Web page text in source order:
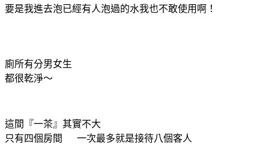
要是我進去泡已經有人泡過的水我也不敢使用啊！
廁所有分男女生
都很乾淨～
這間『一茶』其實不大
只有四個房間 一次最多就是接待八個客人